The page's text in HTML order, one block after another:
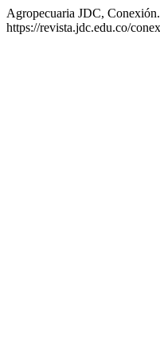
Agropecuaria JDC,
https://revista.jdc.edu.co/